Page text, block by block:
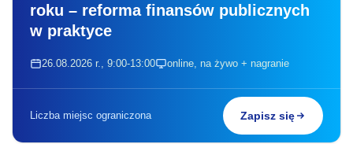
roku – reforma finansów publicznych
w praktyce
26.08.2026 r., 9:00-13:00 online, na żywo + nagranie
Liczba miejsc ograniczona Zapisz się